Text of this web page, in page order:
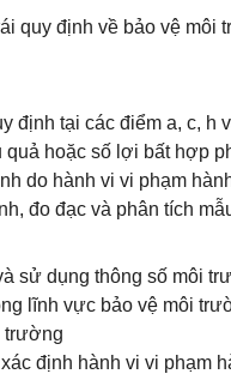
quy định về bảo vệ môi
định tại các điểm a, c, h
hoặc số lợi bất hợp
do hành vi vi phạm
đo đạc và phân tích
sử dụng thông số môi
lĩnh vực bảo vệ môi
trường
định hành vi vi phạm